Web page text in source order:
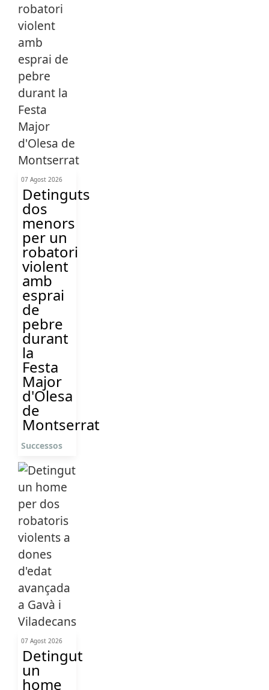
07 Agost 2026
Detinguts
dos
menors
per un
robatori
violent
amb
esprai
de
pebre
durant
la
Festa
Major
d'Olesa
de
Montserrat
Successos
07 Agost 2026
Detingut
un
home